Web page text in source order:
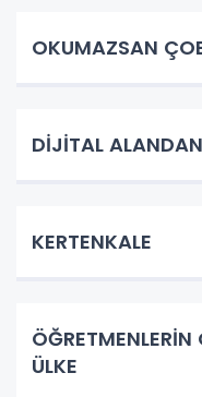
OKUMAZSAN
DİJİTAL
KERTENKALE
ÖĞRETMENLERİN
ÜLKE